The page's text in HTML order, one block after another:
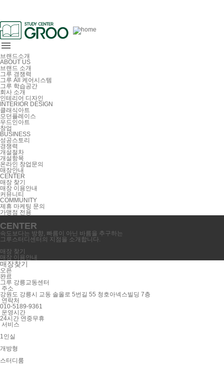

브랜드소개
ABOUT US
브랜드 소개
그루 경쟁력
그루 All 케어시스템
그루 학습공간
회사 소개
인테리어 디자인
INTERIOR DESIGN
클래식아트
모던플레이스
우드인아트
창업
BUSINESS
성공스토리
경쟁력
개설절차
개설항목
온라인 창업문의
매장안내
CENTER
매장 찾기
매장 이용안내
커뮤니티
COMMUNITY
제휴 마케팅 문의
가맹점 전용
CENTER
속도보다는 방향, 빠름이 아닌 바름을 추구하는
그루스터디센터의 지점을 소개합니다.
매장 찾기
매장 이용안내
매장찾기
오픈
완료
그루 강릉교동센터
주소
강원도 강릉시 교동 솔올로 5번길 55 청호아넥스빌딩 7층
연락처
010-5189-9361
운영시간
24시간 연중무휴
서비스
1인실
개방형
스터디룸